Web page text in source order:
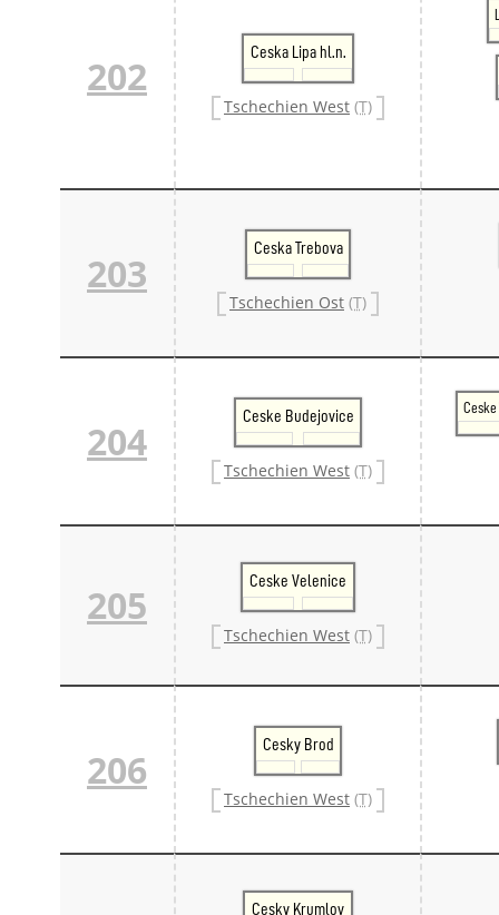
202
Ceska Lipa hl.n.
Tschechien West (T)
203
Ceska Trebova
Tschechien Ost (T)
204
Ceske Budejovice
Tschechien West (T)
205
Ceske Velenice
Tschechien West (T)
206
Cesky Brod
Tschechien West (T)
Cesky Krumlov